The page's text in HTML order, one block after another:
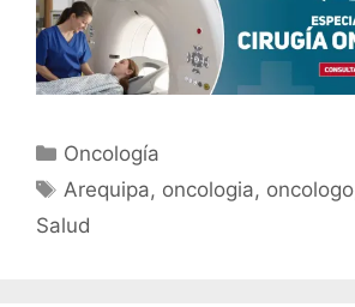
Oncología
Arequipa, oncologia, oncologo
Salud